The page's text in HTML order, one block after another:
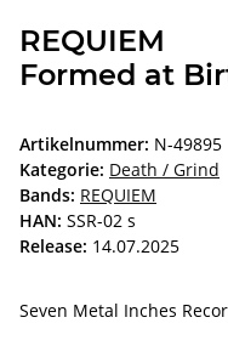
REQUIEM
Formed at
Artikelnummer: N-49895
Kategorie: Death / Grind
Bands: REQUIEM
HAN: SSR-02 s
Release: 14.07.2025
Seven Metal Inches